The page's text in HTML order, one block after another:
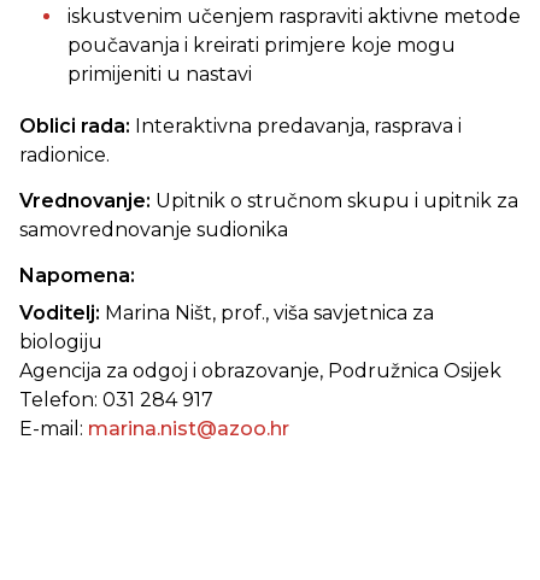
iskustvenim učenjem raspraviti aktivne metode
poučavanja i kreirati primjere koje mogu
primijeniti u nastavi
Oblici rada: Interaktivna predavanja, rasprava i
radionice.
Vrednovanje: Upitnik o stručnom skupu i upitnik za
samovrednovanje sudionika
Napomena:
Voditelj: Marina Ništ, prof., viša savjetnica za
biologiju
Agencija za odgoj i obrazovanje, Podružnica Osijek
Telefon: 031 284 917
E-mail: marina.nist@azoo.hr